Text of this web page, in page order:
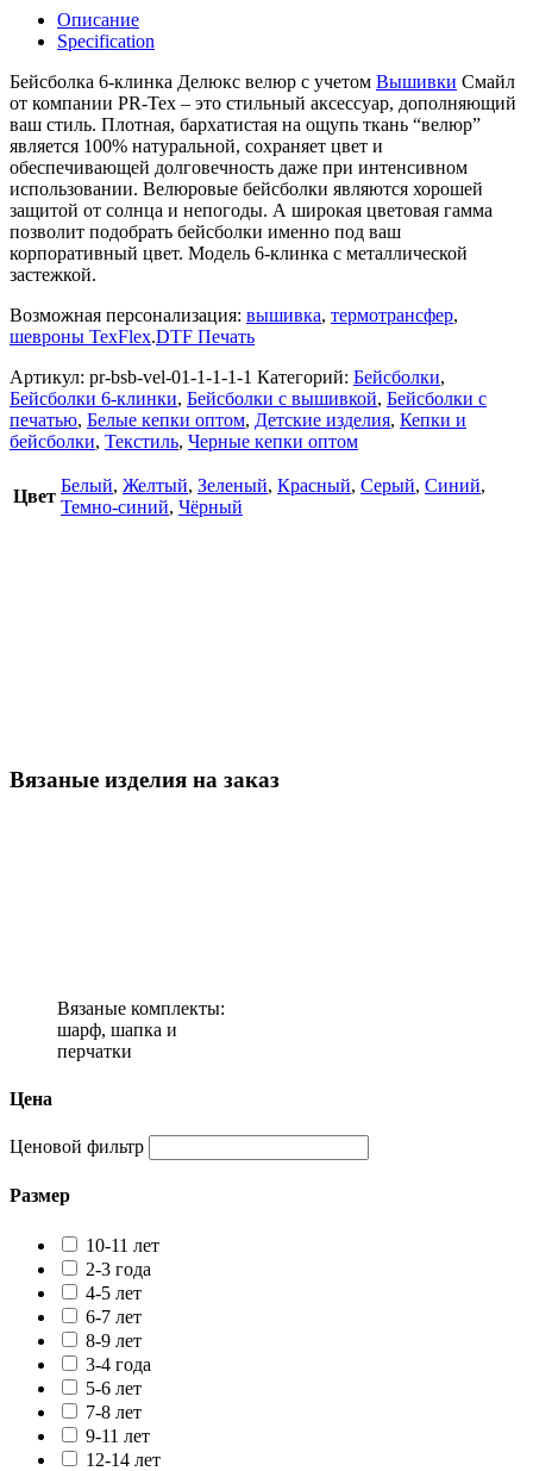
Описание
Specification
Бейсболка 6-клинка Делюкс велюр с учетом Вышивки Смайл
от компании PR-Tex – это стильный аксессуар, дополняющий
ваш стиль. Плотная, бархатистая на ощупь ткань “велюр”
является 100% натуральной, сохраняет цвет и
обеспечивающей долговечность даже при интенсивном
использовании. Велюровые бейсболки являются хорошей
защитой от солнца и непогоды. А широкая цветовая гамма
позволит подобрать бейсболки именно под ваш
корпоративный цвет. Модель 6-клинка с металлической
застежкой.
Возможная персонализация: вышивка, термотрансфер,
шевроны TexFlex.DTF Печать
Артикул: pr-bsb-vel-01-1-1-1-1 Категорий: Бейсболки,
Бейсболки 6-клинки, Бейсболки с вышивкой, Бейсболки с
печатью, Белые кепки оптом, Детские изделия, Кепки и
бейсболки, Текстиль, Черные кепки оптом
Цвет
Белый, Желтый, Зеленый, Красный, Серый, Синий,
Темно-синий, Чёрный
Вязаные изделия на заказ
Вязаные комплекты:
шарф, шапка и
перчатки
Цена
Ценовой фильтр
Размер
10-11 лет
2-3 года
4-5 лет
6-7 лет
8-9 лет
3-4 года
5-6 лет
7-8 лет
9-11 лет
12-14 лет